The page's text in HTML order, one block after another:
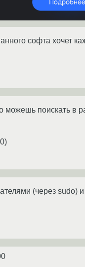
софта хочет
можешь поискать в
)
(через sudo) и